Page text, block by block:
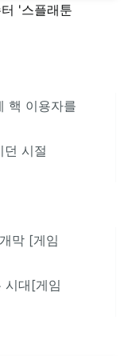
'스플래툰
핵 이용자를
던 시절
막 [게임
시대[게임